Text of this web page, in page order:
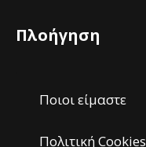
Πλοήγηση
Ποιοι είμαστε
Πολιτική Cookies